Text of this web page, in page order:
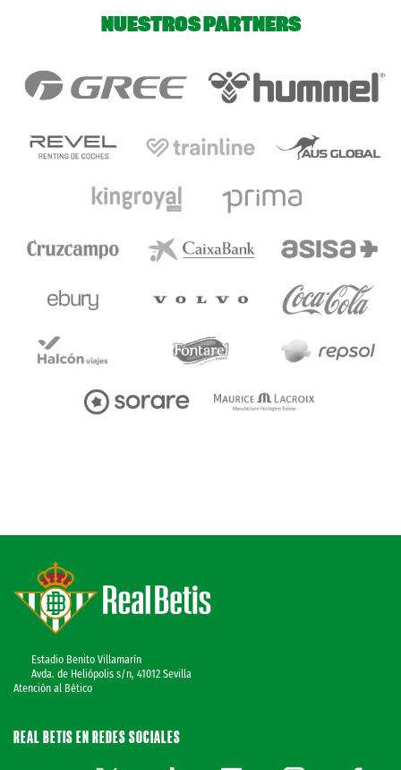
NUESTROS PARTNERS
Estadio Benito Villamarín
Avda. de Heliópolis s/n, 41012 Sevilla
Atención al Bético
REAL BETIS EN REDES SOCIALES